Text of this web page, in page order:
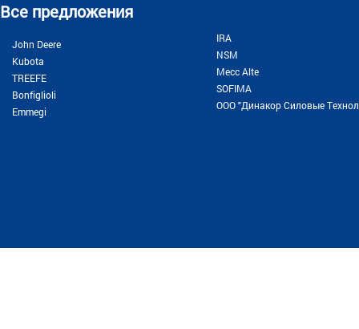
Все предложения
John Deere
Kubota
TREEFE
Bonfiglioli
Emmegi
IRA
NSM
Месс Alte
SOFIMA
ООО "Динакор Силовые